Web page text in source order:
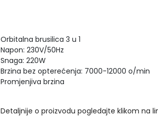
Orbitalna brusilica 3 u 1
Napon: 230V/50Hz
Snaga: 220W
Brzina bez opterećenja: 7000-12000 o/min
Promjenjiva brzina
Detaljnije o proizvodu pogledajte klikom na